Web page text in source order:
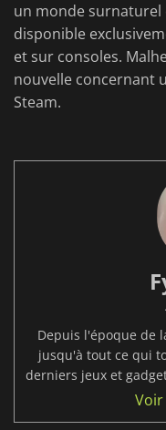
un monde surnaturel
disponible
et sur consoles.
nouvelle concernant
Steam.
Depuis l'époque de
jusqu'à tout ce qui
derniers jeux et